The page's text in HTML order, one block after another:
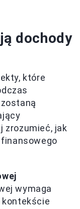
dochody
które
zrozumieć, jak
wymaga